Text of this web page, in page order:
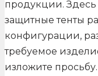
продукции. Здесь
защитные тенты
конфигурации,
требуемое
изложите